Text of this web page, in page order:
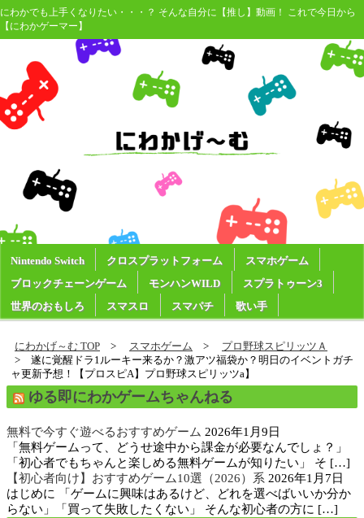
にわかでも上手くなりたい・・・？ そんな自分に【推し】動画！ これで今日から
【にわかゲーマー】
Nintendo Switch クロスプラットフォーム
スマホゲーム
ブロックチェーンゲーム
モンハンWILD
スプラトゥーン3
世界のおもしろ
スマスロ スマパチ 歌い手
にわかげ～む TOP スマホゲーム
プロ野球スピリッツＡ
遂に覚醒ドラ1ルーキー来るか？激アツ福袋か？明日のイベントガチ
ャ更新予想！【プロスピA】プロ野球スピリッツa】
ゆる即にわかゲームちゃんねる
無料で今すぐ遊べるおすすめゲーム 2026年1月9日
「無料ゲームって、どうせ途中から課金が必要なんでしょ？」
「初心者でもちゃんと楽しめる無料ゲームが知りたい」 そ […]
【初心者向け】おすすめゲーム10選（2026）系 2026年1月7日
はじめに 「ゲームに興味はあるけど、どれを選べばいいか分か
らない」「買って失敗したくない」 そんな初心者の方に […]